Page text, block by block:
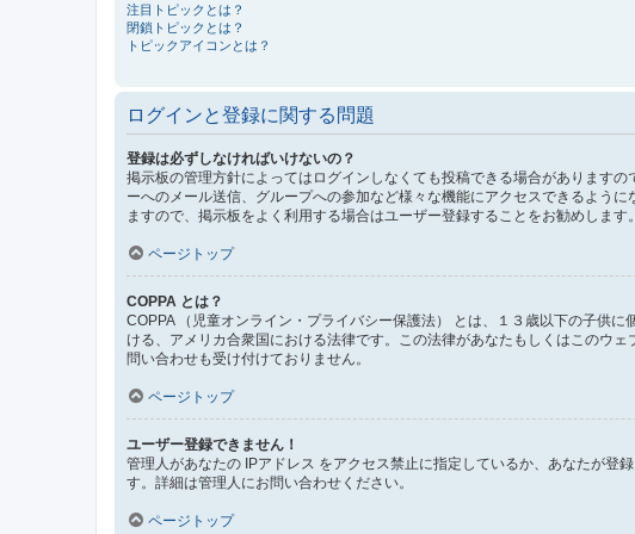
注目トピックとは？
閉鎖トピックとは？
トピックアイコンとは？
ログインと登録に関する問題
登録は必ずしなければいけないの？
掲示板の管理方針によってはログインしなくても投稿できる場合があります
ーへのメール送信、グループへの参加など様々な機能にアクセスできるよう
ますので、掲示板をよく利用する場合はユーザー登録することをお勧めします。
ページトップ
COPPA とは？
COPPA （児童オンライン・プライバシー保護法） とは、１３歳以下の子供
ける、アメリカ合衆国における法律です。この法律があなたもしくはこのウ
問い合わせも受け付けておりません。
ページトップ
ユーザー登録できません！
管理人があなたの IPアドレス をアクセス禁止に指定しているか、あなたが登
す。詳細は管理人にお問い合わせください。
ページトップ